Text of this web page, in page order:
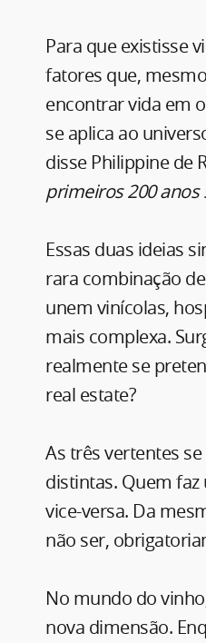
Para que existisse
fatores que,
encontrar vida em
se aplica ao
disse Philippine de
primeiros 200 anos
Essas duas ideias
rara combinação
unem vinícolas,
mais complexa.
realmente se
real estate?
As três vertentes
distintas. Quem
vice-versa. Da
não ser,
No mundo do
nova dimensão.